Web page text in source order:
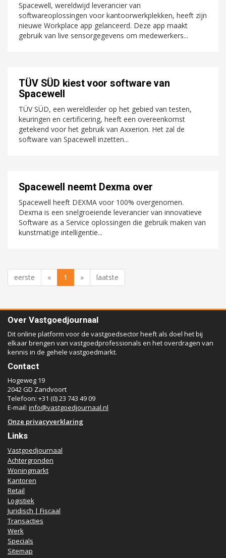
Spacewell, wereldwijd leverancier van
softwareoplossingen voor kantoorwerkplekken, heeft zijn
nieuwe Workplace app gelanceerd. Deze app maakt
gebruik van live sensorgegevens om medewerkers...
TÜV SÜD kiest voor software van
Spacewell
TÜV SÜD, een wereldleider op het gebied van testen,
keuringen en certificering, heeft een overeenkomst
getekend voor het gebruik van Axxerion. Het zal de
software van Spacewell inzetten...
Spacewell neemt Dexma over
Spacewell heeft DEXMA voor 100% overgenomen.
Dexma is een snelgroeiende leverancier van innovatieve
Software as a Service oplossingen die gebruik maken van
kunstmatige intelligentie...
eerste « 1 » laatste
Over Vastgoedjournaal
Dit online platform voor de vastgoedsector heeft als doel het bij
elkaar brengen van vastgoedprofessionals en het overdragen van
kennis in de gehele vastgoedmarkt.
Contact
Hogeweg 19
2042 GD Zandvoort
Telefoon: +31 (0) 23 743 49 09
E-mail: info@vastgoedjournaal.nl
Onze privacyverklaring
Links
Vastgoedjournaal
Achtergronden
Woningmarkt
Kantoren
Retail
Logistiek
Juridisch | Fiscaal
Transacties
Werk
Specials
Sitemap